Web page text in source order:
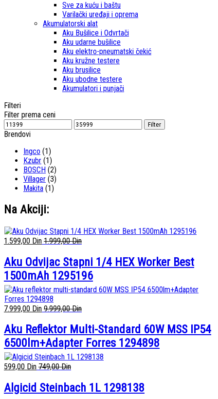
Sve za kuću i baštu
Varilački uređaji i oprema
Akumulatorski alat
Aku Bušilice i Odvrtači
Aku udarne bušilice
Aku elektro-pneumatski čekić
Aku kružne testere
Aku brusilice
Aku ubodne testere
Akumulatori i punjači
Filteri
Filter prema ceni
Filter
Brendovi
Ingco (1)
Kzubr (1)
BOSCH (2)
Villager (3)
Makita (1)
Na Akciji:
1.599,00 Din 1.999,00Din
Aku Odvijac Stapni 1/4 HEX Worker Best
1500mAh 1295196
7.999,00 Din 9.999,00Din
Aku Reflektor Multi-Standard 60W MSS IP54
6500lm+Adapter Forres 1294898
599,00 Din 749,00Din
Algicid Steinbach 1L 1298138